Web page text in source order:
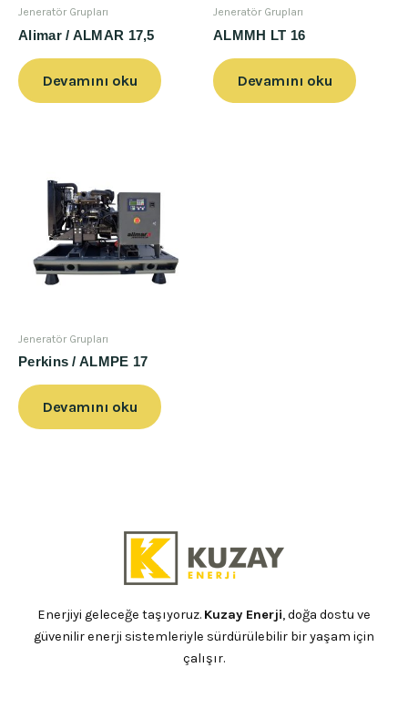
Jeneratör Grupları
Alimar / ALMAR 17,5
Devamını oku
Jeneratör Grupları
ALMMH LT 16
Devamını oku
Jeneratör Grupları
Perkins / ALMPE 17
Devamını oku
Enerjiyi geleceğe taşıyoruz. Kuzay Enerji, doğa dostu ve
güvenilir enerji sistemleriyle sürdürülebilir bir yaşam için
çalışır.